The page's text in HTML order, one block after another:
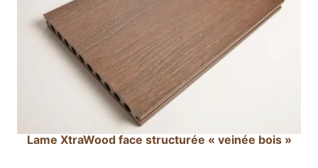
a
W
o
o
d
t
Lame XtraWood face structurée « veinée bois »